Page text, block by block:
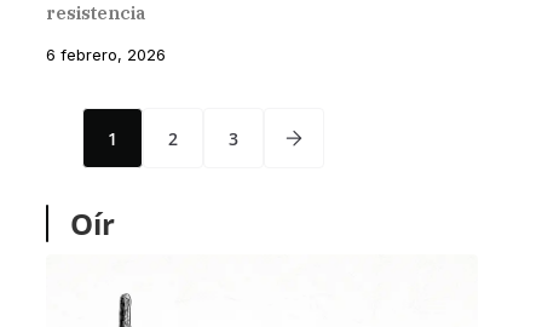
resistencia
6 febrero, 2026
1 2 3
Oír